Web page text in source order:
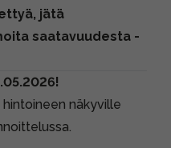
jätä
saatavuudesta -
näkyville